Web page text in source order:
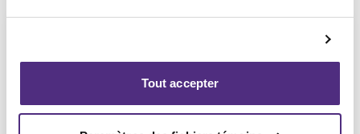
Tout accepter
Stéphane Gauvin